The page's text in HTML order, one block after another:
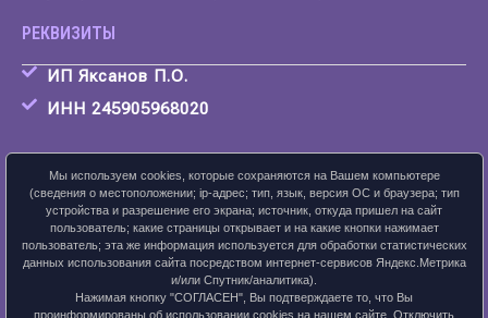
РЕКВИЗИТЫ
ИП Яксанов П.О.
ИНН 245905968020
Скачать карточку предприятия
ПОЛИТИКА КОНФИДЕНЦИАЛЬНОСТИ
Мы используем cookies, которые сохраняются на Вашем компьютере
(сведения о местоположении; ip-адрес; тип, язык, версия ОС и браузера; тип
устройства и разрешение его экрана; источник, откуда пришел на сайт
пользователь; какие страницы открывает и на какие кнопки нажимает
пользователь; эта же информация используется для обработки статистических
данных использования сайта посредством интернет-сервисов Яндекс.Метрика
и/или Спутник/аналитика).
Нажимая кнопку "СОГЛАСЕН", Вы подтверждаете то, что Вы
проинформированы об использовании cookies на нашем сайте. Отключить